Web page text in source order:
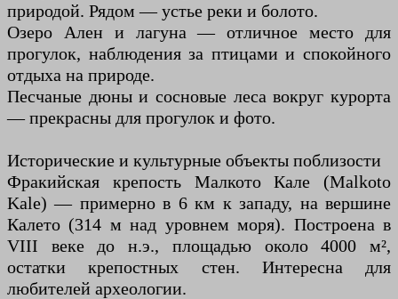
природой. Рядом — устье реки и болото.
Озеро Ален и лагуна — отличное место для
прогулок, наблюдения за птицами и спокойного
отдыха на природе.
Песчаные дюны и сосновые леса вокруг курорта
— прекрасны для прогулок и фото.
Исторические и культурные объекты поблизости
Фракийская крепость Малкото Кале (Malkoto
Kale) — примерно в 6 км к западу, на вершине
Калето (314 м над уровнем моря). Построена в
VIII веке до н.э., площадью около 4000 м²,
остатки крепостных стен. Интересна для
любителей археологии.